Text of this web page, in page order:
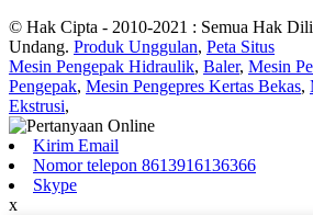
© Hak Cipta - 2010-2021 : Semua Hak
Undang. Produk Unggulan, Peta Situs
Mesin Pengepak Hidraulik, Baler, Mesin
Pengepak, Mesin Pengepres Kertas Bekas,
Ekstrusi,
Kirim Email
Nomor telepon 8613916136366
Skype
x